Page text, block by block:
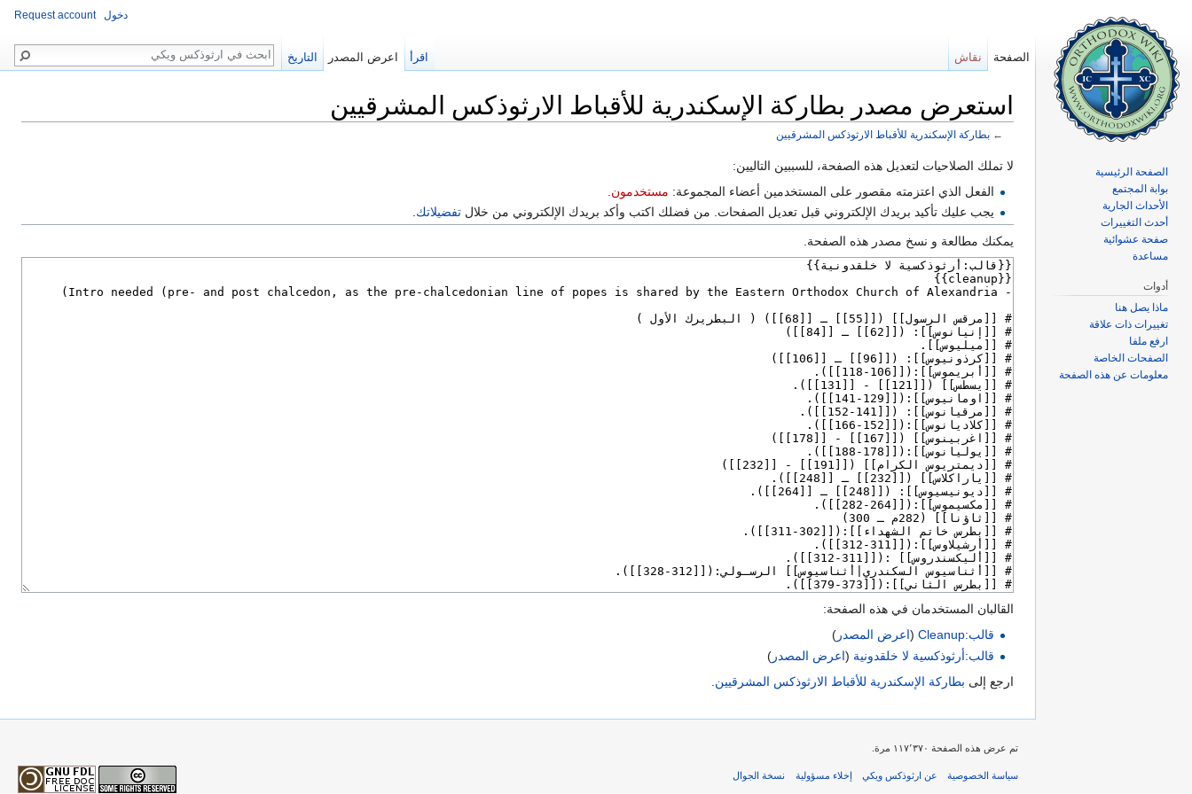
استعرض مصدر بطاركة الإسكندرية للأقباط الارثوذكس المشرقيين
← بطاركة الإسكندرية للأقباط الارثوذكس المشرقيين
لا تملك الصلاحيات لتعديل هذه الصفحة، للسببين التاليين:
الفعل الذي اعتزمته مقصور على المستخدمين أعضاء المجموعة: مستخدمون
يجب عليك تأكيد بريدك الإلكتروني قبل تعديل الصفحات. من فضلك اكتب وأكد بريدك الإلكتروني من خلالتفضيلاتك
يمكنك مطالعة و نسخ مصدر هذه الصفحة.
القالبان المستخدمان في هذه الصفحة:
قالب:Cleanup
(اعرض المصدر)
قالب:أرثوذكسية لا خلقدونية (اعرض المصدر)
ارجع إلى بطاركة الإسكندرية للأقباط الارثوذكس المشرقيين
Request account دخول
نقاش الصفحة
بحث
التاريخ اعرض المصدر اقرأ
الصفحة الرئيسية
بوابة المجتمع
الأحداث الجارية
أحدث التغييرات
صفحة عشوائية
مساعدة
أدوات
ماذا يصل هنا
تغييرات ذات علاقة
ارفع ملفا
الصفحات الخاصة
معلومات عن هذه الصفحة
تم عرض هذه الصفحة ١١٧٬٣٧٠ مرة.
سياسة الخصوصية عن ارثوذكس ويكي إخلاء مسؤولية نسخة الجوال